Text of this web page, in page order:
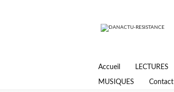
Accueil LECTURES
MUSIQUES Contact